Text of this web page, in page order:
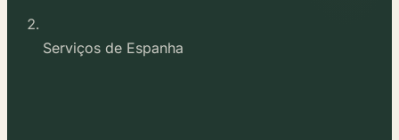
Serviços de Espanha